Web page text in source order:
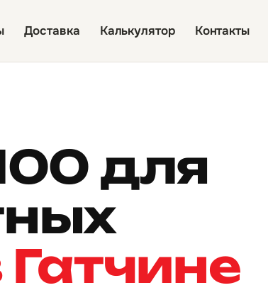
Доставка Калькулятор Контакты
для
Гатчине